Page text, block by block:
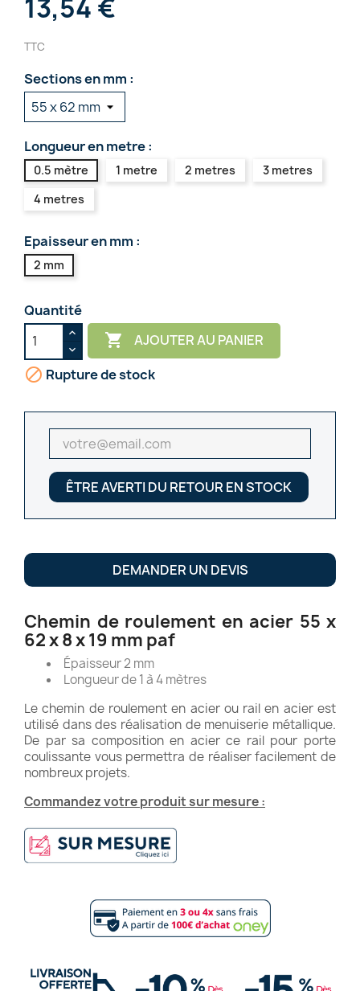
13,54 €
TTC
Sections en mm :
Longueur en metre :
0.5 mètre 1 metre 2 metres
3 metres
4 metres
Epaisseur en mm :
2 mm
Quantité
 AJOUTER AU PANIER
 Rupture de stock
ÊTRE AVERTI DU RETOUR EN STOCK
DEMANDER UN DEVIS
Chemin de roulement en acier 55 x
62 x 8 x 19 mm paf
Épaisseur 2 mm
Longueur de 1 à 4 mètres
Le chemin de roulement en acier ou rail en acier est
utilisé dans des réalisation de menuiserie métallique.
De par sa composition en acier ce rail pour porte
coulissante vous permettra de réaliser facilement de
nombreux projets.
Commandez votre produit sur mesure :